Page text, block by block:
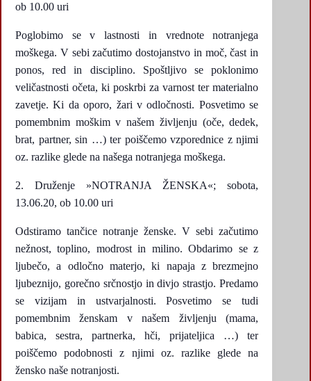
ob 10.00 uri
Poglobimo se v lastnosti in vrednote notranjega
moškega. V sebi začutimo dostojanstvo in moč, čast in
ponos, red in disciplino. Spoštljivo se poklonimo
veličastnosti očeta, ki poskrbi za varnost ter materialno
zavetje. Ki da oporo, žari v odločnosti. Posvetimo se
pomembnim moškim v našem življenju (oče, dedek,
brat, partner, sin …) ter poiščemo vzporednice z njimi
oz. razlike glede na našega notranjega moškega.
Druženje »NOTRANJA ŽENSKA«; sobota,
13.06.20, ob 10.00 uri
Odstiramo tančice notranje ženske. V sebi začutimo
nežnost, toplino, modrost in milino. Obdarimo se z
ljubečo, a odločno materjo, ki napaja z brezmejno
ljubeznijo, gorečno srčnostjo in divjo strastjo. Predamo
se vizijam in ustvarjalnosti. Posvetimo se tudi
pomembnim ženskam v našem življenju (mama,
babica, sestra, partnerka, hči, prijateljica …) ter
poiščemo podobnosti z njimi oz. razlike glede na
žensko naše notranjosti.